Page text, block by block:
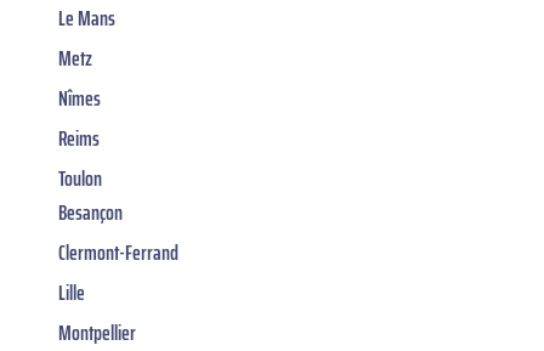
Le Mans
Metz
Nîmes
Reims
Toulon
Besançon
Clermont-Ferrand
Lille
Montpellier